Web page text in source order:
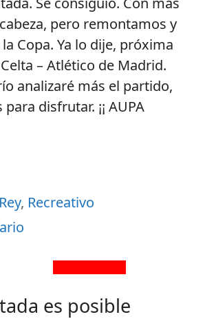
pero remontamos y
Copa. Ya lo dije, próxima
– Atlético de Madrid.
analizaré más el partido,
disfrutar. ¡¡ AUPA
, Recreativo
es posible